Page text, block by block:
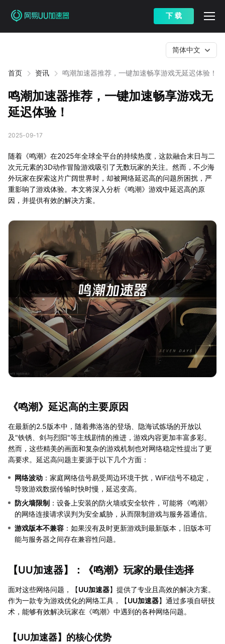
下 载
首页 资讯 鸣潮加速器推荐，一键加速畅享游戏无延迟体验！
简体中文
鸣潮加速器推荐，一键加速畅享游戏无
延迟体验！
2025-09-17
随着《鸣潮》在2025年全球全平台的持续热度，这款融合末日与二
次元元素的3D动作冒险游戏吸引了无数玩家的关注。然而，不少海
外玩家在探索这片广阔世界时，却被网络延迟高的问题所困扰，严
重影响了游戏体验。本文将深入分析《鸣潮》游戏中延迟高的原
因，并提供有效的解决方案。
《鸣潮》延迟高的主要原因
在最新的2.5版本中，随着弗洛洛的登场、隐海试炼场的开放以
及"铁锈、剑与烈阳"等主线剧情的推进，游戏内容更加丰富多彩。
然而，这些精美的画面和复杂的游戏机制也对网络稳定性提出了更
高要求。延迟高问题主要源于以下几个方面：
网络波动 ：家庭网络信号易受周边环境干扰，WiFi信号不稳定，
导致游戏数据传输时快时慢，延迟变高。
防火墙限制 ：设备上安装的防火墙或安全软件，可能将《鸣潮》
的网络连接请求误判为安全威胁，从而限制游戏与服务器通信。
游戏版本不兼容 ：如果没有及时更新游戏到最新版本，旧版本可
能与服务器之间存在兼容性问题。
【UU加速器】：《鸣潮》玩家的最佳选择
面对这些网络问题，【UU加速器】提供了专业且高效的解决方案。
作为一款专为游戏优化的网络工具，【UU加速器】通过多项自研技
术，能够有效解决玩家在《鸣潮》中遇到的各种网络问题。
【UU加速器】的核心优势